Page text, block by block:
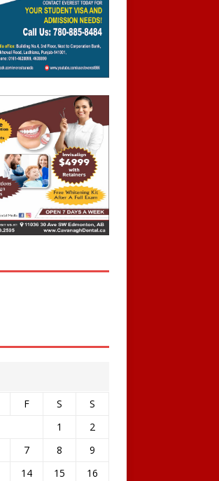
F S
S
1
2
7 8
9
14 15
16